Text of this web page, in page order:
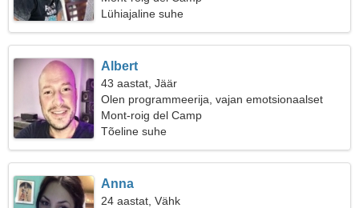
Lühiajaline suhe
Albert
43 aastat, Jäär
Olen programmeerija, vajan emotsionaalset
naist
Mont-roig del Camp
Tõeline suhe
Anna
24 aastat, Vähk